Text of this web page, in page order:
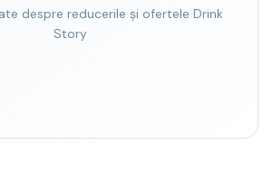
despre reducerile și ofertele Drink
Story